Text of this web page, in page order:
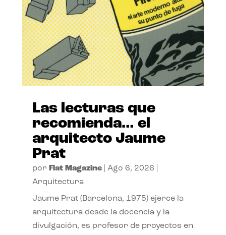
Las lecturas que
recomienda… el
arquitecto Jaume
Prat
por Flat Magazine| Ago 6, 2026
Arquitectura
Jaume Prat (Barcelona, 1975) ejerce la
arquitectura desde la docencia y la
divulgación, es profesor de proyectos en